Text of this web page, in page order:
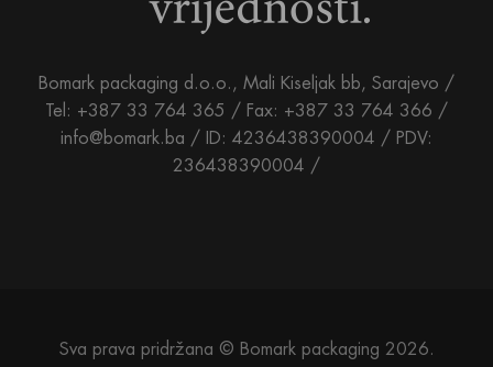
Bomark packaging d.o.o., Mali Kiseljak bb, Sarajevo /
Tel: +387 33 764 365 / Fax: +387 33 764 366 /
info@bomark.ba / ID: 4236438390004 / PDV:
236438390004 /
Sva prava pridržana © Bomark packaging 2026.